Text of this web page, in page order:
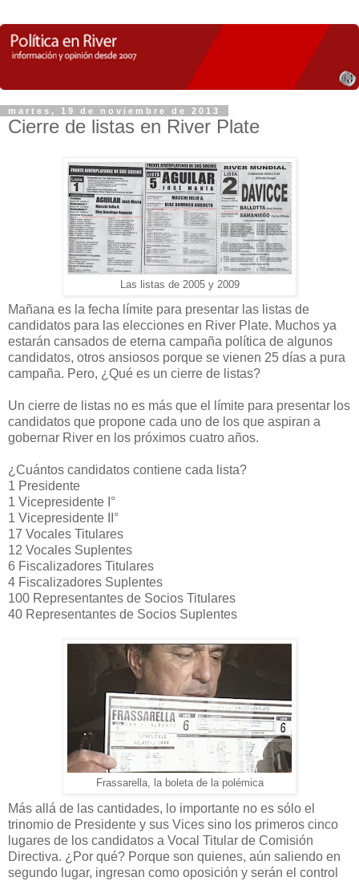
martes, 19 de noviembre de 2013
Cierre de listas en River Plate
Las listas de 2005 y 2009
Mañana es la fecha límite para presentar las listas de
candidatos para las elecciones en River Plate. Muchos ya
estarán cansados de eterna campaña política de algunos
candidatos, otros ansiosos porque se vienen 25 días a pura
campaña. Pero, ¿Qué es un cierre de listas?
Un cierre de listas no es más que el límite para presentar los
candidatos que propone cada uno de los que aspiran a
gobernar River en los próximos cuatro años.
¿Cuántos candidatos contiene cada lista?
1 Presidente
1 Vicepresidente I°
1 Vicepresidente II°
17 Vocales Titulares
12 Vocales Suplentes
6 Fiscalizadores Titulares
4 Fiscalizadores Suplentes
100 Representantes de Socios Titulares
40 Representantes de Socios Suplentes
Frassarella, la boleta de la polémica
Más allá de las cantidades, lo importante no es sólo el
trinomio de Presidente y sus Vices sino los primeros cinco
lugares de los candidatos a Vocal Titular de Comisión
Directiva. ¿Por qué? Porque son quienes, aún saliendo en
segundo lugar, ingresan como oposición y serán el control